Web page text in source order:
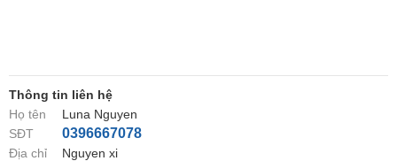
Thông tin liên hệ
Họ tên
Luna Nguyen
SĐT
0396667078
Địa chỉ Nguyen xi